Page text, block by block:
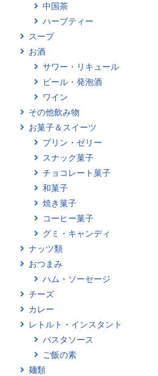
中国茶
ハーブティー
スープ
お酒
サワー・リキュール
ビール・発泡酒
ワイン
その他飲み物
お菓子＆スイーツ
プリン・ゼリー
スナック菓子
チョコレート菓子
和菓子
焼き菓子
コーヒー菓子
グミ・キャンディ
ナッツ類
おつまみ
ハム・ソーセージ
チーズ
カレー
レトルト・インスタント
パスタソース
ご飯の素
麺類